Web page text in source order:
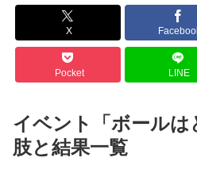
X
Pocket LINE
イベント「ボールは
肢と結果一覧